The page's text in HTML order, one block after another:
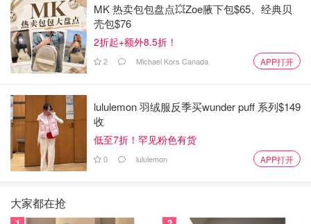
MK 热卖包包盘点💥Zoe腋下包$65、经典贝
壳包$76
2折起+额外8.5折！
2 Michael Kors Canada APP打开
lululemon 羽绒服反季买wunder puff 系列$149
收
低至7折！罕见粉色有货
0 lululemon APP打开
大家都在抢